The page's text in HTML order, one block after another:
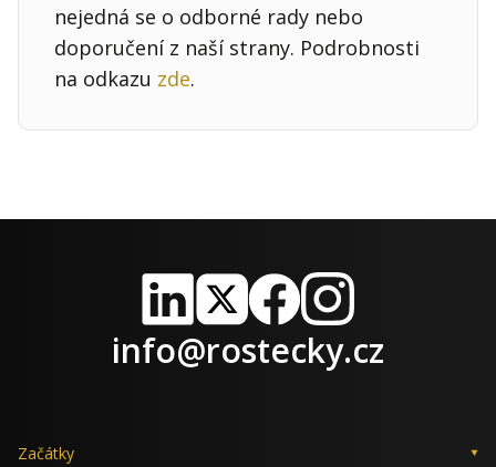
nejedná se o odborné rady nebo
doporučení z naší strany. Podrobnosti
na odkazu zde.
LinkedIn
X FacebookInstagram
info@rostecky.cz
Začátky